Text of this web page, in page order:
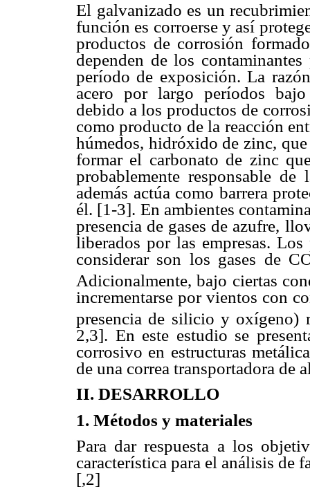
El galvanizado es un
función es corroerse y así
productos de corrosión
dependen de los
período de exposición. La
acero por largo períodos bajo
debido a los productos de
como producto de la reacción
húmedos, hidróxido de zinc,
formar el carbonato de zinc
probablemente responsable
además actúa como barrera
él. [1-3]. En ambientes
presencia de gases de azufre,
liberados por las empresas.
considerar son los gases de
Adicionalmente, bajo ciertas
incrementarse por vientos con
presencia de silicio y oxígeno)
2,3]. En este estudio se
corrosivo en estructuras
de una correa transportadora de
II. DESARROLLO
1. Métodos y materiales
Para dar respuesta a los
característica para el análisis de
[,2]